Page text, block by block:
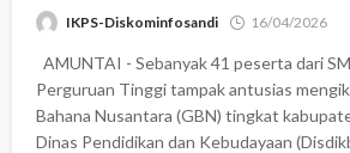
IKPS-Diskominfosandi 16/04/2026
AMUNTAI - Sebanyak 41 peserta dari
Perguruan Tinggi tampak antusias
Bahana Nusantara (GBN) tingkat
Dinas Pendidikan dan Kebudayaan